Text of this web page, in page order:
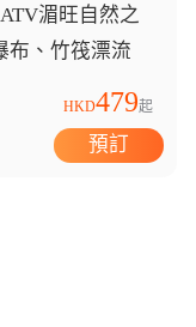
湄旺自然之
布、竹筏漂流
HKD479起
預訂